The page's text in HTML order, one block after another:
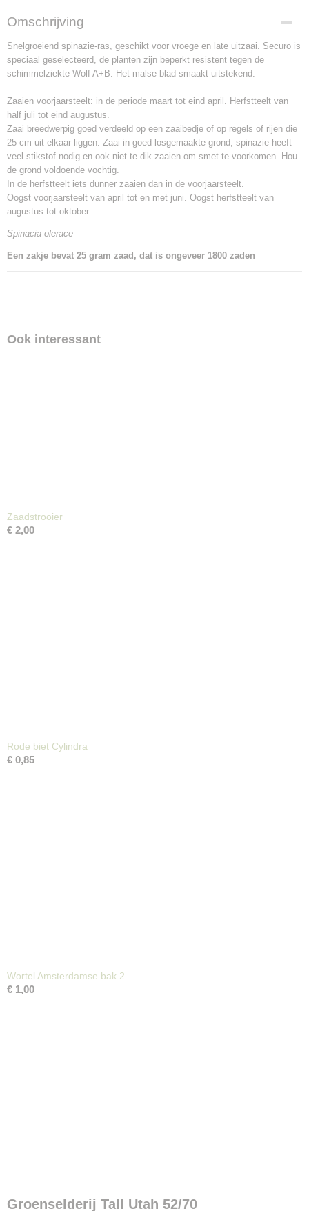
Omschrijving
Snelgroeiend spinazie-ras, geschikt voor vroege en late uitzaai. Securo is
speciaal geselecteerd, de planten zijn beperkt resistent tegen de
schimmelziekte Wolf A+B. Het malse blad smaakt uitstekend.
Zaaien voorjaarsteelt: in de periode maart tot eind april. Herfstteelt van
half juli tot eind augustus.
Zaai breedwerpig goed verdeeld op een zaaibedje of op regels of rijen die
25 cm uit elkaar liggen. Zaai in goed losgemaakte grond, spinazie heeft
veel stikstof nodig en ook niet te dik zaaien om smet te voorkomen. Hou
de grond voldoende vochtig.
In de herfstteelt iets dunner zaaien dan in de voorjaarsteelt.
Oogst voorjaarsteelt van april tot en met juni. Oogst herfstteelt van
augustus tot oktober.
Spinacia olerace
Een zakje bevat 25 gram zaad, dat is ongeveer 1800 zaden
Ook interessant
Zaadstrooier
€ 2,00
Rode biet Cylindra
€ 0,85
Wortel Amsterdamse bak 2
€ 1,00
Groenselderij Tall Utah 52/70